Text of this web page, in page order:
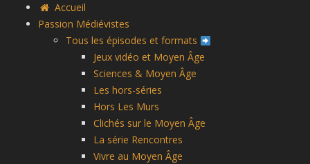
Accueil
Passion Médiévistes
Tous les épisodes et formats
Jeux vidéo et Moyen Âge
Sciences & Moyen Âge
Les hors-séries
Hors Les Murs
Clichés sur le Moyen Âge
La série Rencontres
Vivre au Moyen Âge